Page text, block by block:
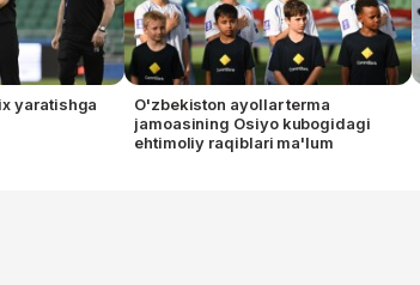
yaratishga
O'zbekiston ayollar terma
jamoasining Osiyo kubogidagi
ehtimoliy raqiblari ma'lum